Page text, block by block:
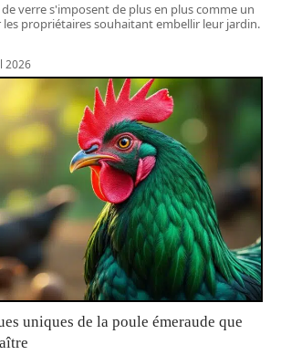
verre s'imposent de plus en plus comme un
propriétaires souhaitant embellir leur jardin.
2026
uniques de la poule émeraude que